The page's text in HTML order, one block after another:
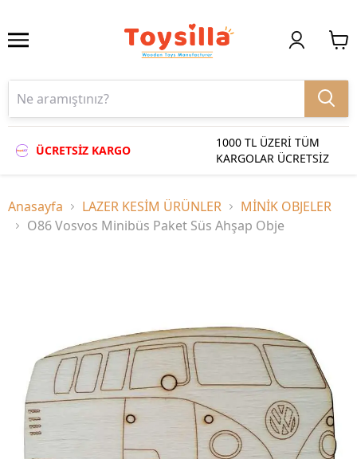
ÜCRETSİZ KARGO
1000 TL ÜZERİ TÜM
KARGOLAR ÜCRETSİZ
Anasayfa LAZER KESİM ÜRÜNLER
MİNİK OBJELER
O86 Vosvos Minibüs Paket Süs Ahşap Obje